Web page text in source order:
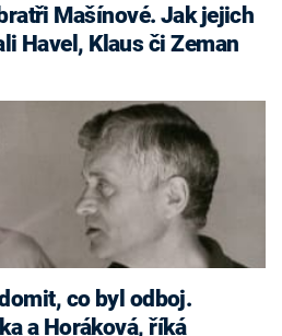
Mašínové. Jak jejich
Havel, Klaus či Zeman
a Horáková, říká